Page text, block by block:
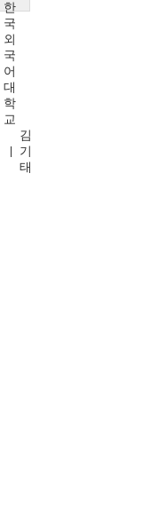
한
국
외
국
어
대
학
교
김
기
태